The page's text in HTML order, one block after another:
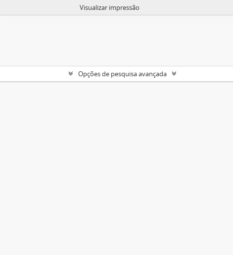
Visualizar impressão
Opções de pesquisa avançada